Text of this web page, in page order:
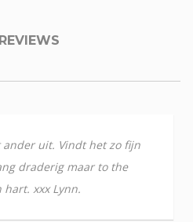
ander uit. Vindt het zo fijn
draderig maar to the
xxx Lynn.